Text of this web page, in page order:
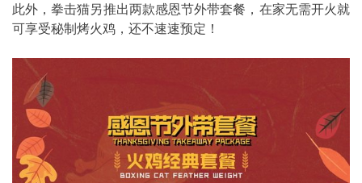
此外，拳击猫另推出两款感恩节外带套餐，在家无需开火就
可享受秘制烤火鸡，还不速速预定！